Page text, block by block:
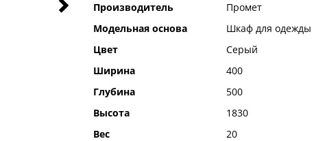
Производитель
Промет
Модельная основа
Шкаф для одежды
Цвет
Серый
Ширина
400
Глубина
500
Высота
1830
Вес
20